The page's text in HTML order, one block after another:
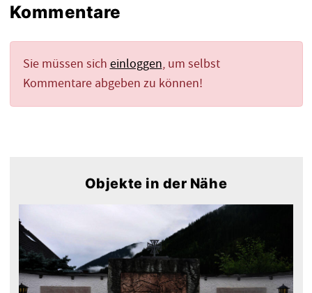
Kommentare
Sie müssen sich einloggen, um selbst
Kommentare abgeben zu können!
Objekte in der Nähe